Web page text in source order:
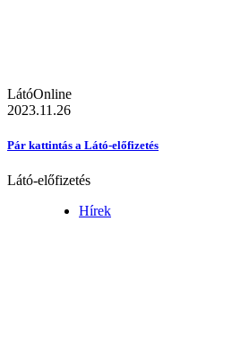
LátóOnline
2023.11.26
Pár kattintás a Látó-előfizetés
Látó-előfizetés
Hírek